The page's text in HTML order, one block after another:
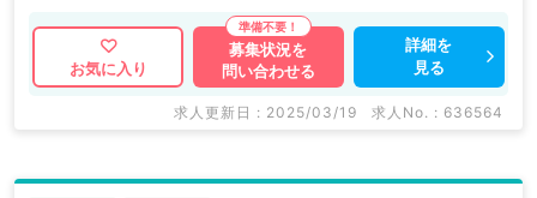
お気に入り
募集状況を
問い合わせる
詳細を
見る
求人更新日 : 2025/03/19 求人No. : 636564